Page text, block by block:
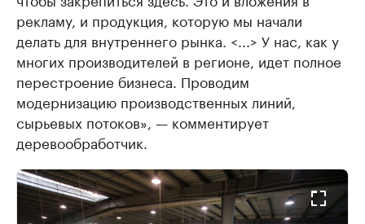
рекламу, и продукция, которую мы начали
делать для внутреннего рынка. <...> У нас, как у
многих производителей в регионе, идет полное
перестроение бизнеса. Проводим
модернизацию производственных линий,
сырьевых потоков», — комментирует
деревообработчик.